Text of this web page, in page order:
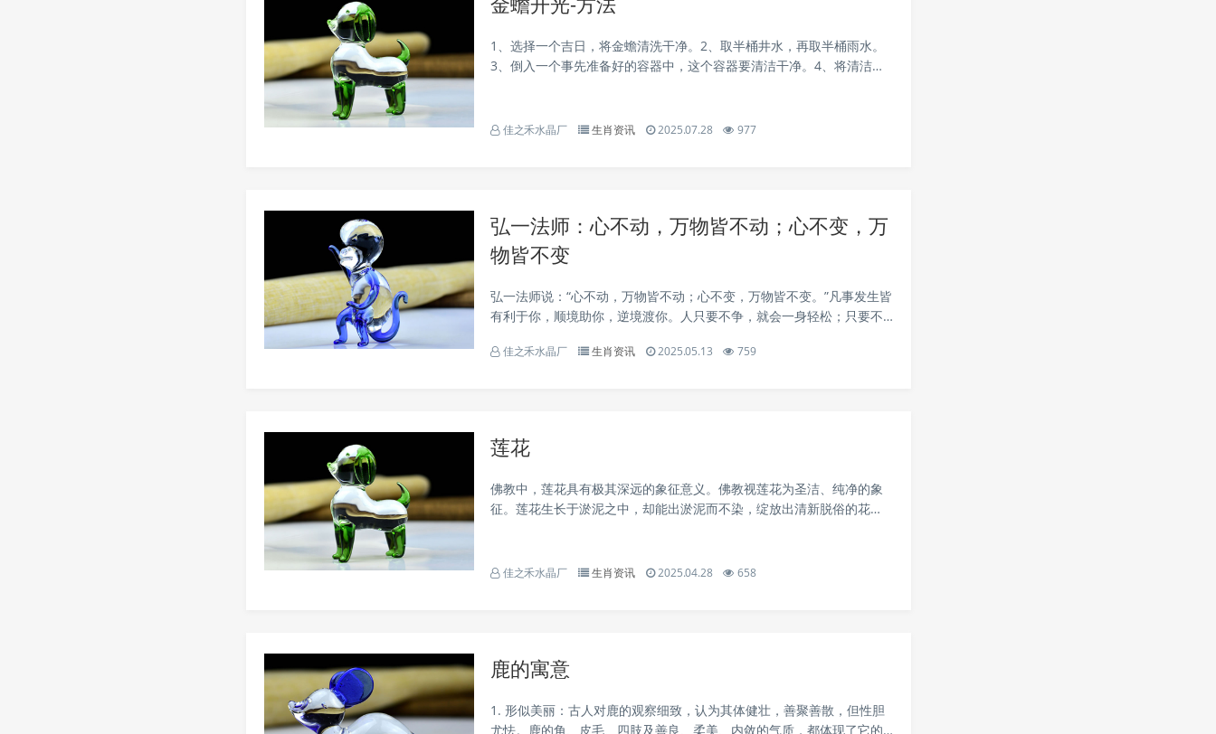
1、选择一个吉日，将金蟾清洗干净。2、取半桶井水，再取半桶雨水。
3、倒入一个事先准备好的容器中，这个容器要清洁干净。4、将清洁干
佳之禾水晶厂 生肖资讯 2025.07.28 977
弘一法师：心不动，万物皆不动；心不变，万
物皆不变
弘一法师说：“心不动，万物皆不动；心不变，万物皆不变。”凡事发生皆
有利于你，顺境助你，逆境渡你。人只要不争，就会一身轻松；只要不
若无所谓，心便无所畏。只要自己不贪图什么，别人就没...
佳之禾水晶厂 生肖资讯 2025.05.13 759
莲花
佛教中，莲花具有极其深远的象征意义。佛教视莲花为圣洁、纯净的象
征。莲花生长于淤泥之中，却能出淤泥而不染，绽放出清新脱俗的花
佳之禾水晶厂 生肖资讯 2025.04.28 658
鹿的寓意
1. 形似美丽：古人对鹿的观察细致，认为其体健壮，善聚善散，但性胆
尤怯。鹿的角、皮毛、四肢及善良、柔美、内敛的气质，都体现了它的